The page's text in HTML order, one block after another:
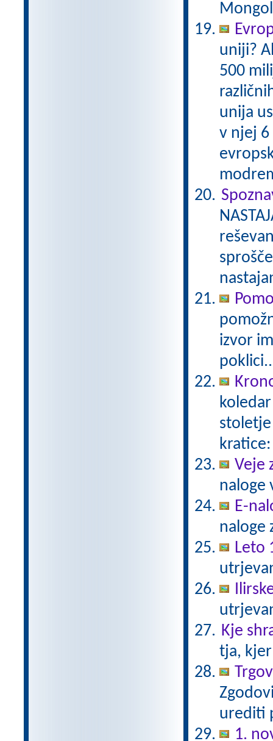
uniji?
500
unija
v njej 6
izvor
Veje
naloge
E-
naloge
Leto
Kje
tja,
urediti
1.